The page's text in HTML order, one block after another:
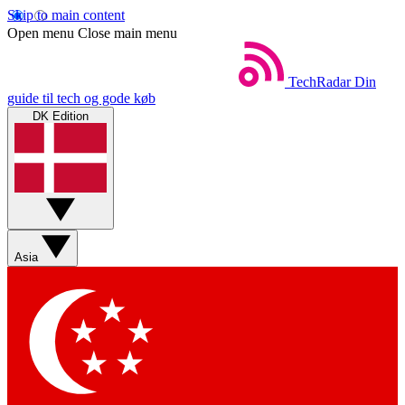
Skip to main content
Open menu Close main menu
TechRadar Din
guide til tech og gode køb
DK Edition
Asia